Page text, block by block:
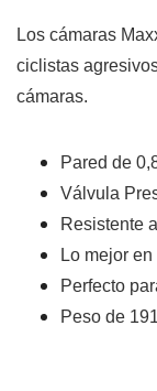
Los cámaras
ciclistas
cámaras.
Pared de
Válvula
Resistente
Lo mejor
Perfecto
Peso de